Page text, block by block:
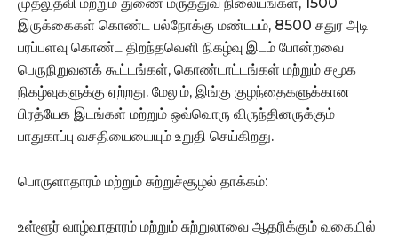
இருக்கைகள் கொண்ட பல்நோக்கு மண்டபம், 8500 சதுர அடி
பரப்பளவு கொண்ட திறந்தவெளி நிகழ்வு இடம் போன்றவை
பெருநிறுவனக் கூட்டங்கள், கொண்டாட்டங்கள் மற்றும் சமூக
நிகழ்வுகளுக்கு ஏற்றது. மேலும், இங்கு குழந்தைகளுக்கான
பிரத்யேக இடங்கள் மற்றும் ஒவ்வொரு விருந்தினருக்கும்
பாதுகாப்பு வசதியையையும் உறுதி செய்கிறது.
பொருளாதாரம் மற்றும் சுற்றுச்சூழல் தாக்கம்:
உள்ளூர் வாழ்வாதாரம் மற்றும் சுற்றுலாவை ஆதரிக்கும் வகையில்